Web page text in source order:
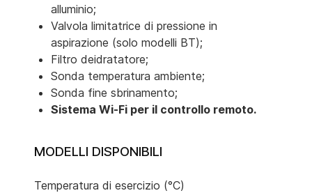
alluminio;
Valvola limitatrice di pressione in
aspirazione (solo modelli BT);
Filtro deidratatore;
Sonda temperatura ambiente;
Sonda fine sbrinamento;
Sistema Wi-Fi per il controllo remoto.
MODELLI DISPONIBILI
Temperatura di esercizio (°C)